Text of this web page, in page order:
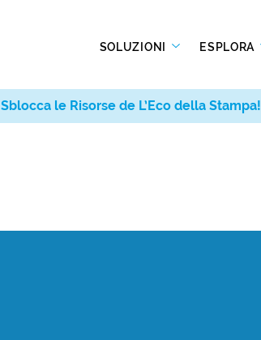
SOLUZIONI ESPLORA
Sblocca le Risorse de L’Eco della Stampa!